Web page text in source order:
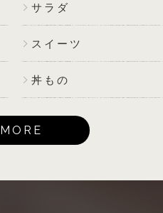
サラダ
スイーツ
丼もの
MORE